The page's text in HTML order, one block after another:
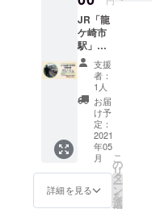
も可能
です。
のでご
注意く
ださ
い。
「氏
名」の
記載を
お願い
しま
す。 ●
このリ
ターン
は、20
組単位
となり
ますの
で、21
22組分
願い】
謎解き
宝探し
イベン
ト参加
のご案
内を急
ぎお伝
えした
いの
で、お
手数で
すが
欄】に
へのお
願い】
謎解き
宝探し
イベン
ト参加
のご案
内を急
ぎお伝
えした
いの
で、お
手数で
【備考
欄】に
この合
図がな
いと電
車が走
れな
い!?
「乗降
終了合
図見
学」 ・
記念撮
加にあ
たって
の留意
ンの内
容 ・録
音した
放送内
容が駅
で流れ
る！
「放送
体験」
・どう
やって
寝坊を
防いで
いる？
絶対寝
JR「龍
ケ崎市
駅」駅
員体験
【JR東
日本水
戸支社
提供】
※日時指
定：
2021.6.
19(土)1
3:00～
14:00 ※
人数制
支援
者：
1人
お届
け予
定：
2021
年05
月
詳細を見る
こ
の
リ
タ
ー
ン
を
選